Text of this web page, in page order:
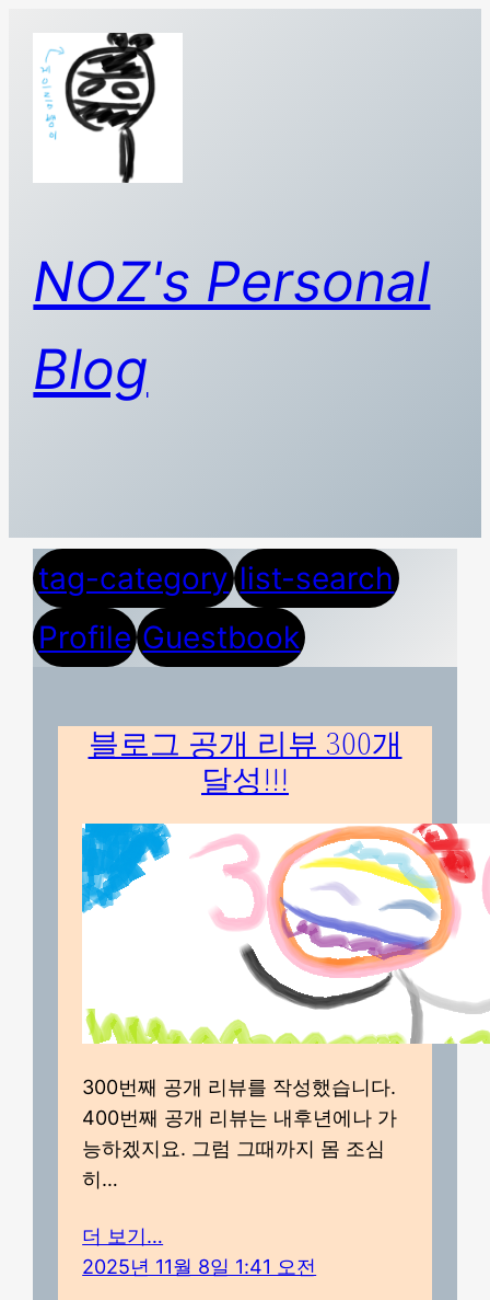
NOZ's Personal
Blog
tag-category list-search
Profile Guestbook
블로그 공개 리뷰 300개
달성!!!
300번째 공개 리뷰를 작성했습니다.
400번째 공개 리뷰는 내후년에나 가
능하겠지요. 그럼 그때까지 몸 조심
히…
더 보기…
2025년 11월 8일 1:41 오전